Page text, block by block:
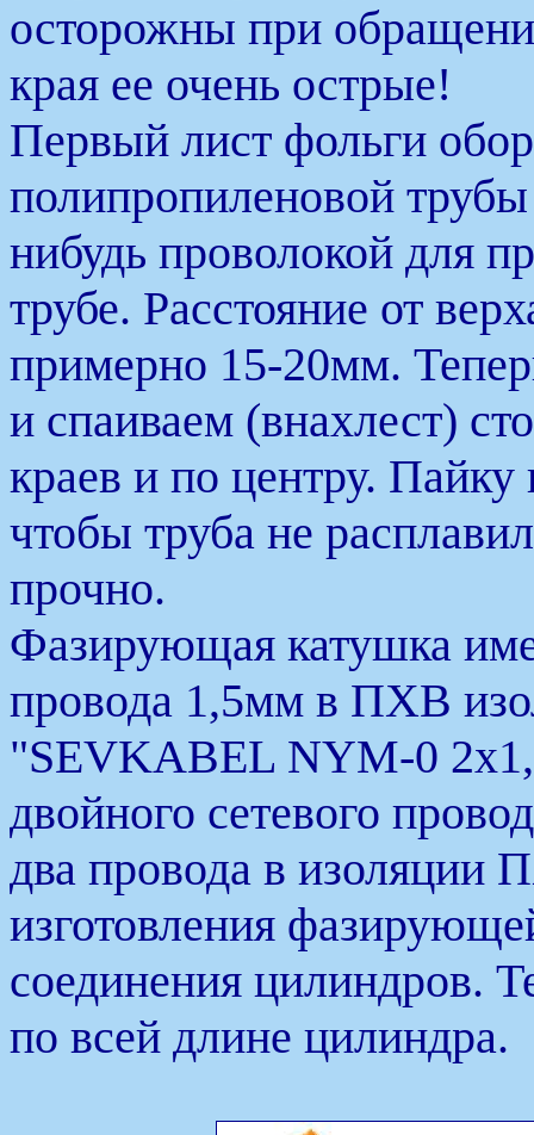
осторожны при
края ее очень острые!
Первый лист фольги
полипропиленовой
нибудь проволокой для
трубе. Расстояние от
примерно 15-20мм.
и спаиваем (внахлест)
краев и по центру.
чтобы труба не
прочно.
Фазирующая катушка
провода 1,5мм в ПХВ
"SEVKABEL NYM-0
двойного сетевого
два провода в изоляции
изготовления
соединения цилиндров.
по всей длине цилиндра.